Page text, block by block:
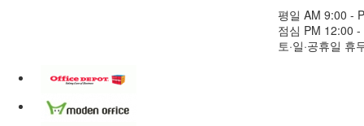
평일 AM 9:00 -
점심 PM 12:00
토·일·공휴일 휴